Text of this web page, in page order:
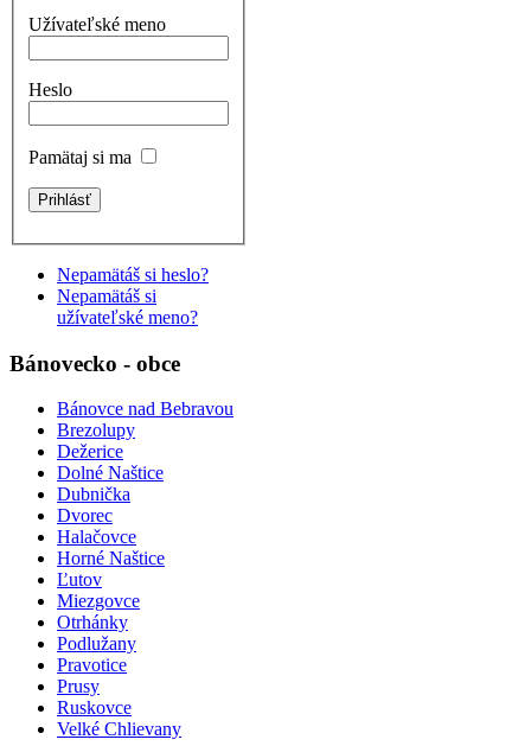
Užívateľské meno
Heslo
Pamätaj si ma
Nepamätáš si heslo?
Nepamätáš si
užívateľské meno?
Bánovecko - obce
Bánovce nad Bebravou
Brezolupy
Dežerice
Dolné Naštice
Dubnička
Dvorec
Halačovce
Horné Naštice
Ľutov
Miezgovce
Otrhánky
Podlužany
Pravotice
Prusy
Ruskovce
Velké Chlievany